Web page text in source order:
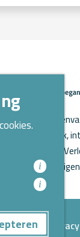
vind je
onderzoek,
Kennispoort
i
i